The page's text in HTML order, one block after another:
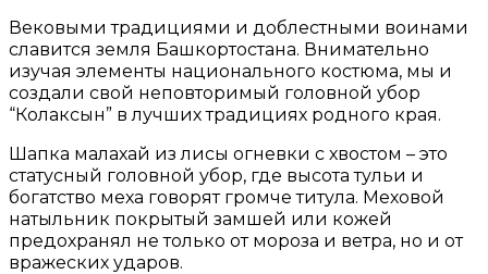
лисы
огневки
Вековыми традициями и доблестными воинами
славится земля Башкортостана. Внимательно
изучая элементы национального костюма, мы и
создали свой неповторимый головной убор
“Колаксын” в лучших традициях родного края.
Шапка малахай из лисы огневки с хвостом – это
статусный головной убор, где высота тульи и
богатство меха говорят громче титула. Меховой
натыльник покрытый замшей или кожей
предохранял не только от мороза и ветра, но и от
вражеских ударов.